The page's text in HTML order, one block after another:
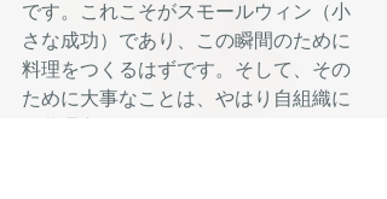
です。これこそがスモールウィン（小
さな成功）であり、この瞬間のために
料理をつくるはずです。そして、その
ために大事なことは、やはり自組織に